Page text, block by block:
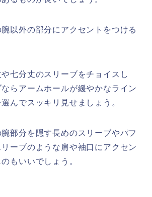
以外の部分にアクセントをつける
七分丈のスリーブをチョイスし
らアームホールが緩やかなライン
んでスッキリ見せましょう。
部分を隠す長めのスリーブやパフ
ーブのような肩や袖口にアクセン
もいいでしょう。